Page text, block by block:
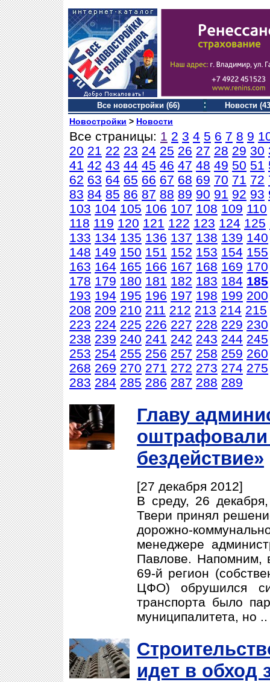
Все новостройки (66) Новости
Новостройки > Новости
Все страницы: 1 2 3 4 5 6 7 8 9
20 21 22 23 24 25 26 27 28 29 30
41 42 43 44 45 46 47 48 49 50 51
62 63 64 65 66 67 68 69 70 71 72
83 84 85 86 87 88 89 90 91 92 93
103 104 105 106 107 108 109 110
118 119 120 121 122 123 124 125
133 134 135 136 137 138 139 140
148 149 150 151 152 153 154 155
163 164 165 166 167 168 169 170
178 179 180 181 182 183 184 185
193 194 195 196 197 198 199 200
208 209 210 211 212 213 214 215
223 224 225 226 227 228 229 230
238 239 240 241 242 243 244 245
253 254 255 256 257 258 259 260
268 269 270 271 272 273 274 275
283 284 285 286 287 288 289
Главу
оштрафовали
бездействие»
[27 декабря 2012]
В среду, 26
Твери принял
дорожно-
менеджере
Павлове. Напомним,
69-й регион
ЦФО) обрушился
транспорта было
муниципалитета, но
идет в обход